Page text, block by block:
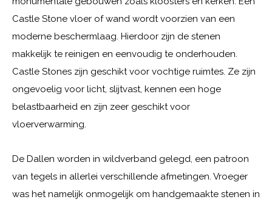
Castle Stone vloer of wand wordt voorzien van een
moderne beschermlaag. Hierdoor zijn de stenen
makkelijk te reinigen en eenvoudig te onderhouden.
Castle Stones zijn geschikt voor vochtige ruimtes. Ze zijn
ongevoelig voor licht, slijtvast, kennen een hoge
belastbaarheid en zijn zeer geschikt voor
vloerverwarming.
De Dallen worden in wildverband gelegd, een patroon
van tegels in allerlei verschillende afmetingen. Vroeger
was het namelijk onmogelijk om handgemaakte stenen in